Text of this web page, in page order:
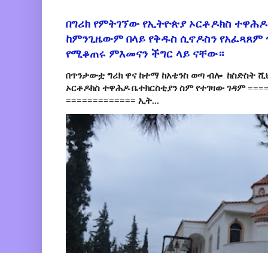
በግሪክ የምትገኘው የኢትዮጵያ ኦርቶዶክስ
ከምንጊዜውም በላይ የቅዱስ ሲኖዶስን የአፈጻጸም
የሚቆጠሩ ምእመናን ችግር ላይ ናቸው።
በጥንታውቷ ግሪክ ዋና ከተማ ከአቴንስ ወጣ ብሎ ከስድስት
ኦርቶዶክስ ተዋሕዶ ቤተክርስቲያን ስም የተገዛው ገዳም
============= ኢት...